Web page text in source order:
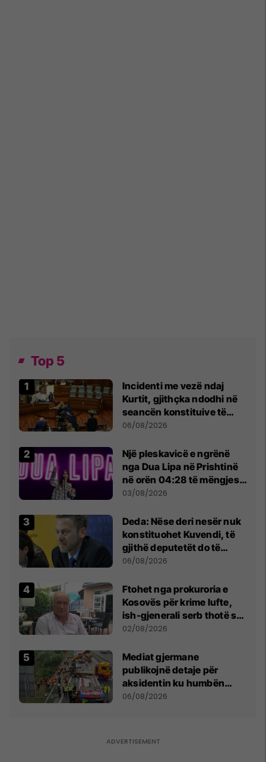
Top 5
Incidenti me vezë ndaj
Kurtit, gjithçka ndodhi në
seancën konstituive të
Kuvendit
06/08/2026
Një pleskavicë e ngrënë
nga Dua Lipa në Prishtinë
në orën 04:28 të mëngjesit
- dhe bota digjitale serbe
03/08/2026
Deda: Nëse deri nesër nuk
konstituohet Kuvendi, të
gjithë deputetët do të
bëjnë shkelje të rëndë
06/08/2026
Ftohet nga prokuroria e
Kosovës për krime lufte,
ish-gjenerali serb thotë se
dikush e tradhtoi në
02/08/2026
Mediat gjermane
publikojnë detaje për
aksidentin ku humbën
jetën tre mërgimtarë nga
06/08/2026